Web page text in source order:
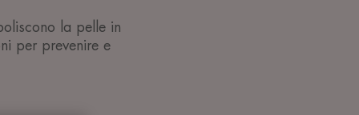
la pelle in
per prevenire e